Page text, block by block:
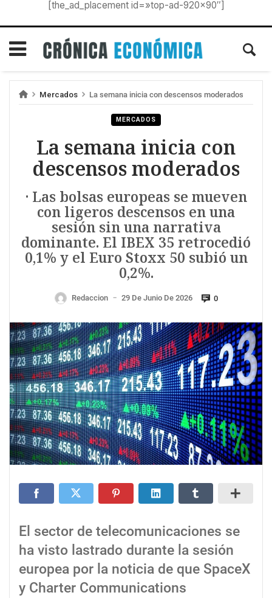
[the_ad_placement id=»top-ad-920×90″]
Mercados La semana inicia con descensos moderados
MERCADOS
La semana inicia con
descensos moderados
· Las bolsas europeas se mueven
con ligeros descensos en una
sesión sin una narrativa
dominante. El IBEX 35 retrocedió
0,1% y el Euro Stoxx 50 subió un
0,2%.
Redaccion — 29 De Junio De 2026 0
El sector de telecomunicaciones se
ha visto lastrado durante la sesión
europea por la noticia de que SpaceX
y Charter Communications